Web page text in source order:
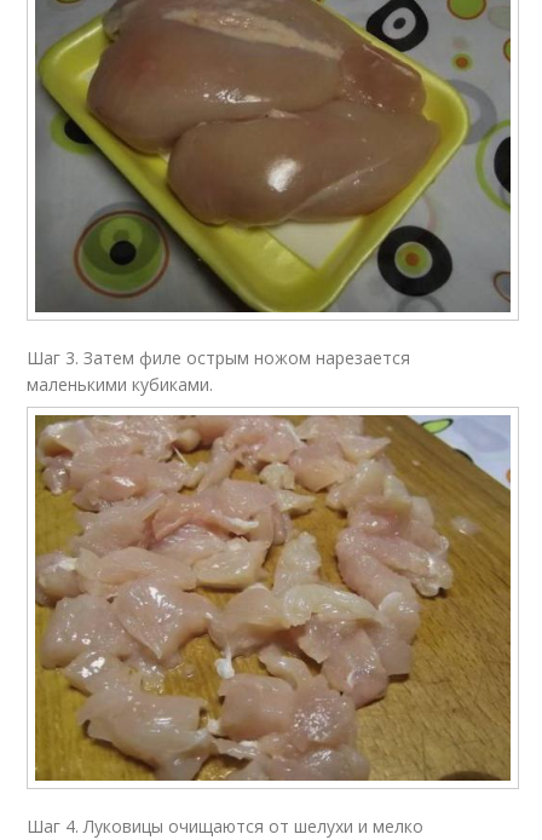
Шаг 3. Затем филе острым ножом нарезается
маленькими кубиками.
Шаг 4. Луковицы очищаются от шелухи и мелко